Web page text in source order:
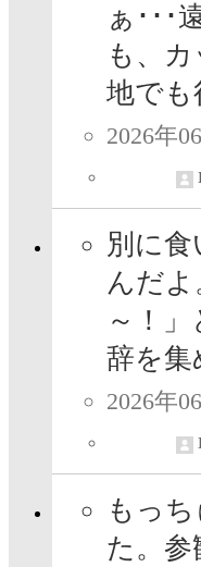
ぁ･･･
も、
地で
2026年
別に
んだ
～！
辞を集
2026年
もっ
た。